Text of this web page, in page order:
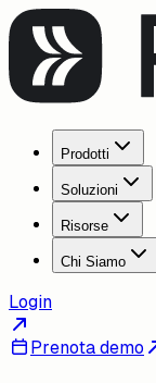
Prodotti
Soluzioni
Risorse
Chi Siamo
Login
Prenota demo